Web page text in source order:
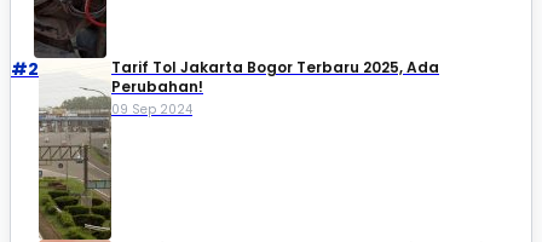
#2
Tarif Tol Jakarta Bogor Terbaru 2025, Ada
Perubahan!
09 Sep 2024